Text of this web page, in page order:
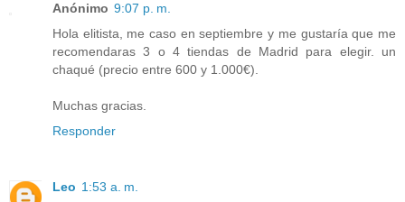
Anónimo 9:07 p. m.
Hola elitista, me caso en septiembre y me gustaría que me
recomendaras 3 o 4 tiendas de Madrid para elegir. un
chaqué (precio entre 600 y 1.000€).
Muchas gracias.
Responder
Leo 1:53 a. m.